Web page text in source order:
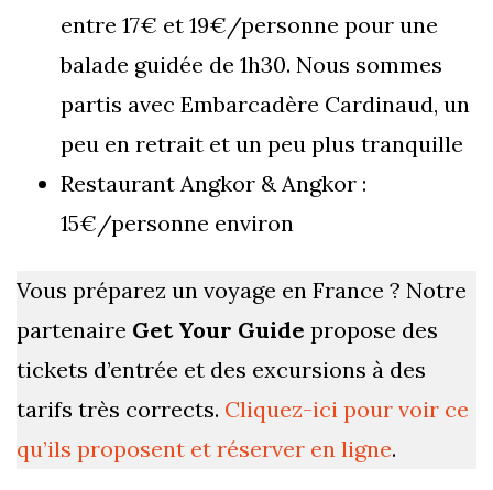
entre 17€ et 19€/personne pour une
balade guidée de 1h30. Nous sommes
partis avec Embarcadère Cardinaud, un
peu en retrait et un peu plus tranquille
Restaurant Angkor & Angkor :
15€/personne environ
Vous préparez un voyage en France ? Notre
partenaire Get Your Guide propose des
tickets d’entrée et des excursions à des
tarifs très corrects. Cliquez-ici pour voir ce
qu’ils proposent et réserver en ligne.